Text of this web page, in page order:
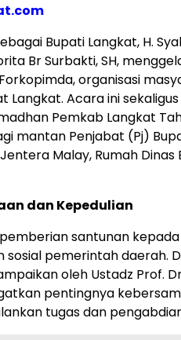
Bupati Langkat, H.
Br Surbakti, SH,
organisasi
Langkat. Acara ini
Pemkab Langkat
mantan Penjabat (Pj)
Malay, Rumah Dinas
dan Kepedulian
santunan
sosial pemerintah daerah.
oleh Ustadz Prof.
pentingnya
tugas dan